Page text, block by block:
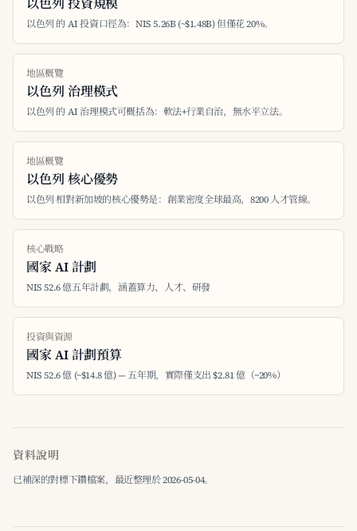
以色列 的 AI 投資口徑為：NIS 5.26B (~$1.48B) 但僅花 20%。
地區概覽
以色列 治理模式
以色列 的 AI 治理模式可概括為：軟法+行業自治，無水平立法。
地區概覽
以色列 核心優勢
以色列 相對新加坡的核心優勢是：創業密度全球最高，8200 人才管線。
核心戰略
國家 AI 計劃
NIS 52.6 億五年計劃，涵蓋算力、人才、研發
投資與資源
國家 AI 計劃預算
NIS 52.6 億 (~$14.8 億) — 五年期，實際僅支出 $2.81 億（~20%）
資料說明
已補深的對標下鑽檔案，最近整理於 2026-05-04。